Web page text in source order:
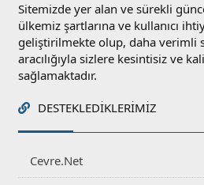
Sitemizde yer alan ve sürekli
ülkemiz şartlarına ve kullanıcı
geliştirilmekte olup, daha verimli
aracılığıyla sizlere kesintisiz ve
sağlamaktadır.
DESTEKLEDIKLERIMIZ
Cevre.Net